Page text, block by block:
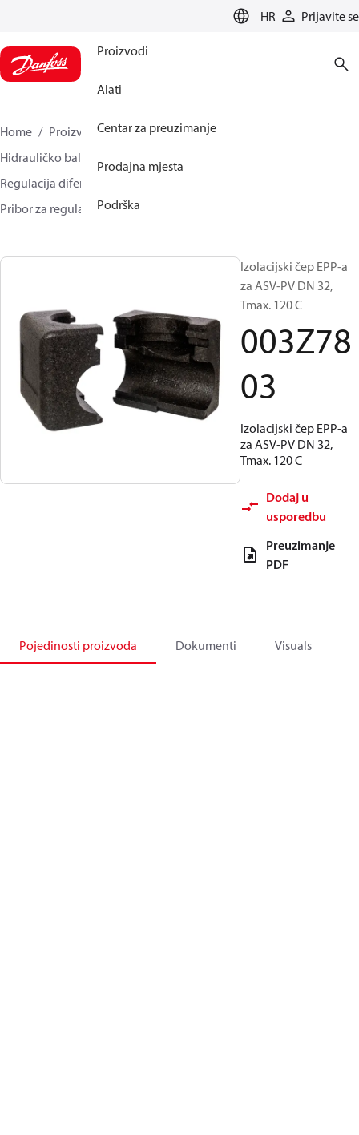
HR Prijavite se
Proizvodi
Alati
Centar za preuzimanje
Prodajna mjesta
Podrška
Home Proizvodi
Climate Solutions za grijanje
Hidrauličko balansiranje i regulacija
Regulacija diferencijalnog tlaka
Pribor za regulaciju diferencijalnog tlaka
Izolacijski čep EPP-a
za ASV-PV DN 32,
Tmax. 120 C
003Z78
03
Izolacijski čep EPP-a
za ASV-PV DN 32,
Tmax. 120 C
Dodaj u
usporedbu
Preuzimanje
PDF
Pojedinosti proizvoda Dokumenti Visuals